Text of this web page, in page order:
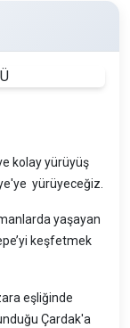
kolay yürüyüş
yürüyeceğiz.
yaşayan
keşfetmek
eşliğinde
Çardak'a